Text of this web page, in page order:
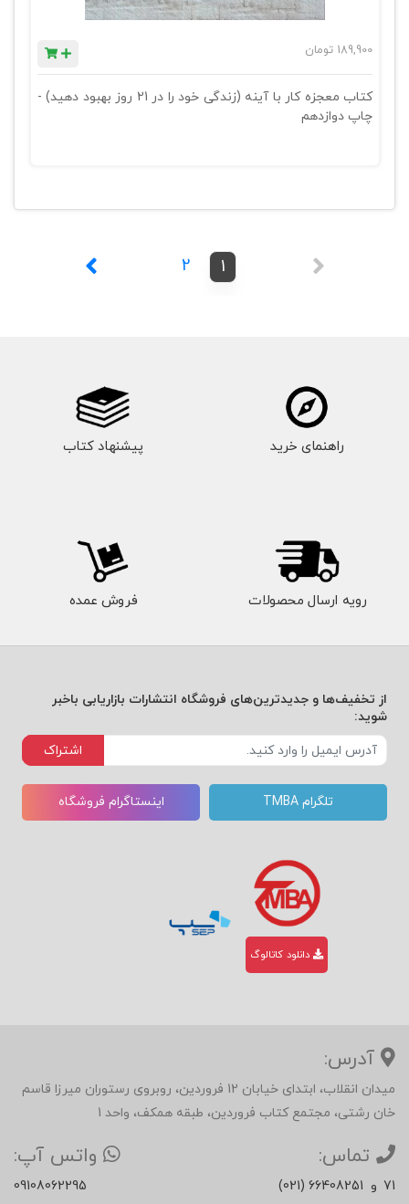
189,900 تومان
کتاب معجزه کار با آینه (زندگی خود را در 21 روز بهبود دهید) -
چاپ دوازدهم
1
2
راهنمای خرید پیشنهاد کتاب
رویه ارسال محصولات فروش عمده
از تخفیف‌ها و جدیدترین‌های فروشگاه انتشارات بازاریابی باخبر
شوید:
اشتراک
تلگرام TMBA اینستاگرام فروشگاه
دانلود کاتالوگ
آدرس:
میدان انقلاب، ابتدای خیابان 12 فروردین، روبروی رستوران میرزا قاسم
خان رشتی، مجتمع کتاب فروردین، طبقه همکف، واحد 1
تماس:
(021) 66408251 و 71
واتس آپ:
09108062295